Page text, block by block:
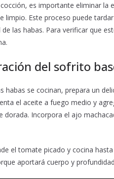
es importante eliminar la
limpio. Este proceso puede
las habas. Para verificar que
del sofrito
habas se cocinan, prepara un
el aceite a fuego medio y
dorada. Incorpora el ajo
el tomate picado y cocina
aportará cuerpo y